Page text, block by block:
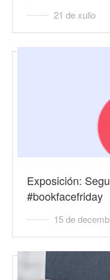
21 de xullo
Exposición:
#bookfacefriday
15 de